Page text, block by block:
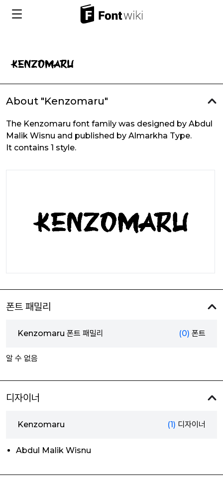
About "Kenzomaru"
The Kenzomaru font family was designed by Abdul
Malik Wisnu and published by Almarkha Type.
It contains 1 style.
폰트 패밀리
Kenzomaru 폰트 패밀리 (0) 폰트
알 수 없음
디자이너
Kenzomaru (1) 디자이너
Abdul Malik Wisnu